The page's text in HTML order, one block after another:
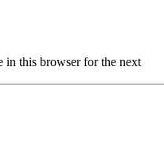
in this browser for the next